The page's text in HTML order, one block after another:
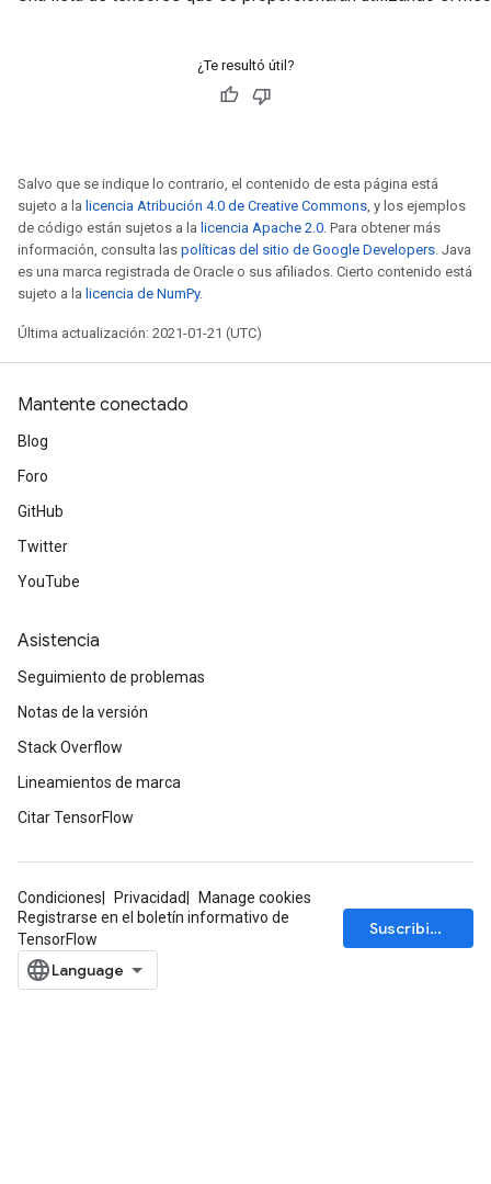
¿Te resultó útil?
Salvo que se indique lo contrario, el contenido de esta página está
sujeto a la licencia Atribución 4.0 de Creative Commons, y los ejemplos
de código están sujetos a la licencia Apache 2.0. Para obtener más
información, consulta las políticas del sitio de Google Developers. Java
es una marca registrada de Oracle o sus afiliados. Cierto contenido está
sujeto a la licencia de NumPy.
Última actualización: 2021-01-21 (UTC)
Mantente conectado
Blog
Foro
GitHub
Twitter
YouTube
Asistencia
Seguimiento de problemas
Notas de la versión
Stack Overflow
Lineamientos de marca
Citar TensorFlow
Condiciones Privacidad
Manage cookies
Registrarse en el boletín informativo de
TensorFlow
Suscribirse